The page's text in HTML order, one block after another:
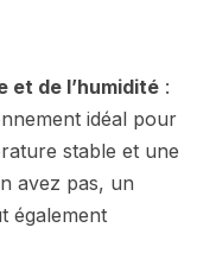
et de l’humidité:
idéal pour
stable et une
avez pas, un
également